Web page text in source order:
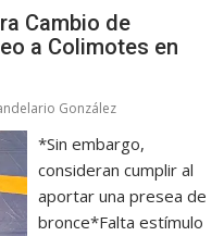
Cambio de
a Colimotes en
González
*Sin embargo,
consideran cumplir al
aportar una presea de
bronce*Falta estímulo